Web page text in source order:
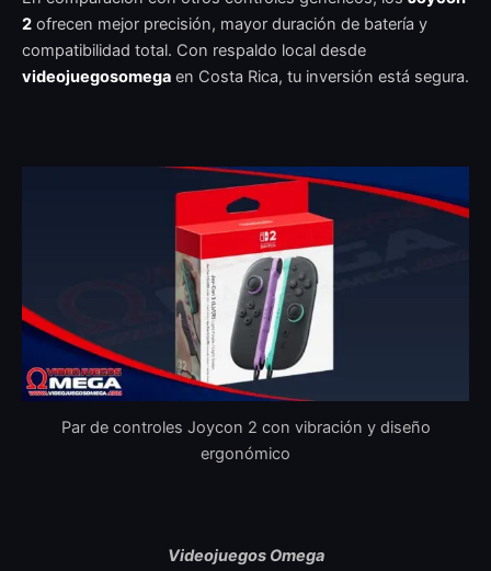
2 ofrecen mejor precisión, mayor duración de batería y
compatibilidad total. Con respaldo local desde
videojuegosomega en Costa Rica, tu inversión está segura.
Par de controles Joycon 2 con vibración y diseño
ergonómico
Videojuegos Omega